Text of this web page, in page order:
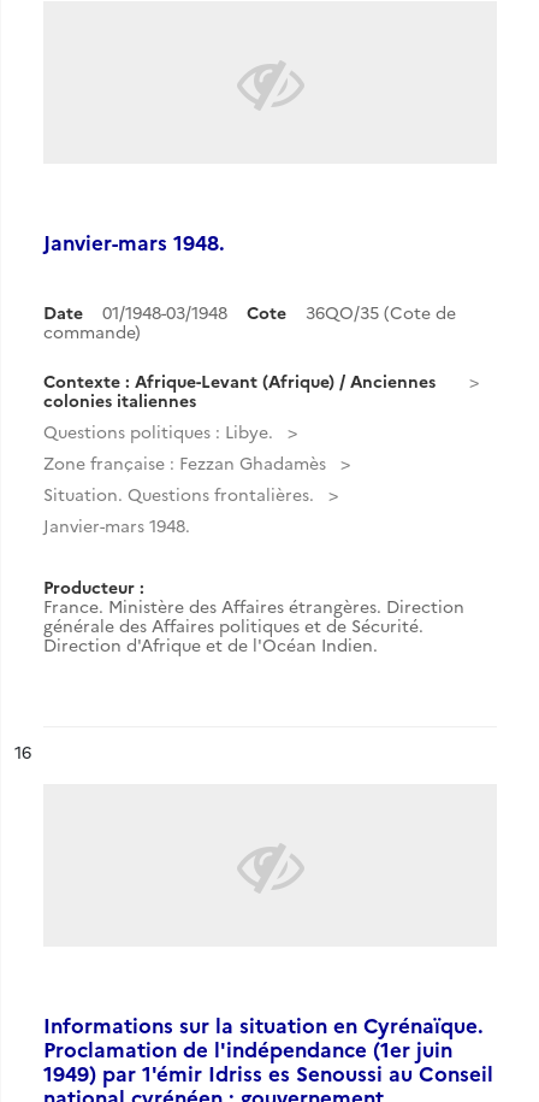
Janvier-mars 1948.
Date 01/1948-03/1948 Cote
36QO/35 (Cote de
commande)
Contexte : Afrique-Levant (Afrique) / Anciennes
colonies italiennes
Questions politiques : Libye.
Zone française : Fezzan Ghadamès
Situation. Questions frontalières.
Janvier-mars 1948.
Producteur :
France. Ministère des Affaires étrangères. Direction
générale des Affaires politiques et de Sécurité.
Direction d'Afrique et de l'Océan Indien.
n°
16
Informations sur la situation en Cyrénaïque.
Proclamation de l'indépendance (1er juin
1949) par 1'émir Idriss es Senoussi au Conseil